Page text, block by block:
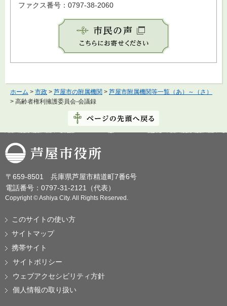
ファクス番号：0797-38-2060
ホーム > 市政 > 芦屋市の附属機関 > 芦屋市附属機関等一覧（あ）～（さ）
> 高齢者権利擁護委員会-会議録
芦屋市役所
〒659-8501 兵庫県芦屋市精道町7番6号
電話番号：0797-31-2121（代表）
Copyright © Ashiya City. All Rights Reserved.
このサイトの使い方
サイトマップ
携帯サイト
サイトポリシー
ウェブアクセシビリティ方針
個人情報の取り扱い